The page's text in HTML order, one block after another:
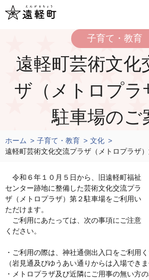
子育て・教育
遠軽町芸術文化
ザ（メトロプラ
駐車場のご
ホーム 子育て・教育
文化
遠軽町芸術文化交流プラザ（メトロプラザ
令和６年１０月５日から、旧遠軽町福祉
センター跡地に整備した芸術文化交流プラ
ザ（メトロプラザ）第２駐車場をご利用い
ただけます。
ご利用にあたっては、次の事項にご注意
ください。
・ご利用の際は、神社通側出入口をご利用く
（岩見通及びゆうあい通りからは入場できま
・メトロプラザ及び近隣にご用事の無い方